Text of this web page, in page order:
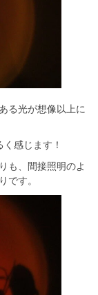
る光が想像以上に
感じます！
も、間接照明のよ
です。